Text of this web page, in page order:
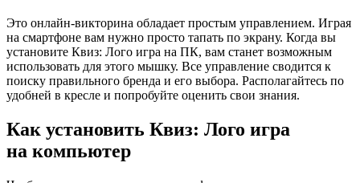
Это онлайн-викторина обладает простым управлением. Играя
на смартфоне вам нужно просто тапать по экрану. Когда вы
установите Квиз: Лого игра на ПК, вам станет возможным
использовать для этого мышку. Все управление сводится к
поиску правильного бренда и его выбора. Располагайтесь по
удобней в кресле и попробуйте оценить свои знания.
Как установить Квиз: Лого игра
на компьютер